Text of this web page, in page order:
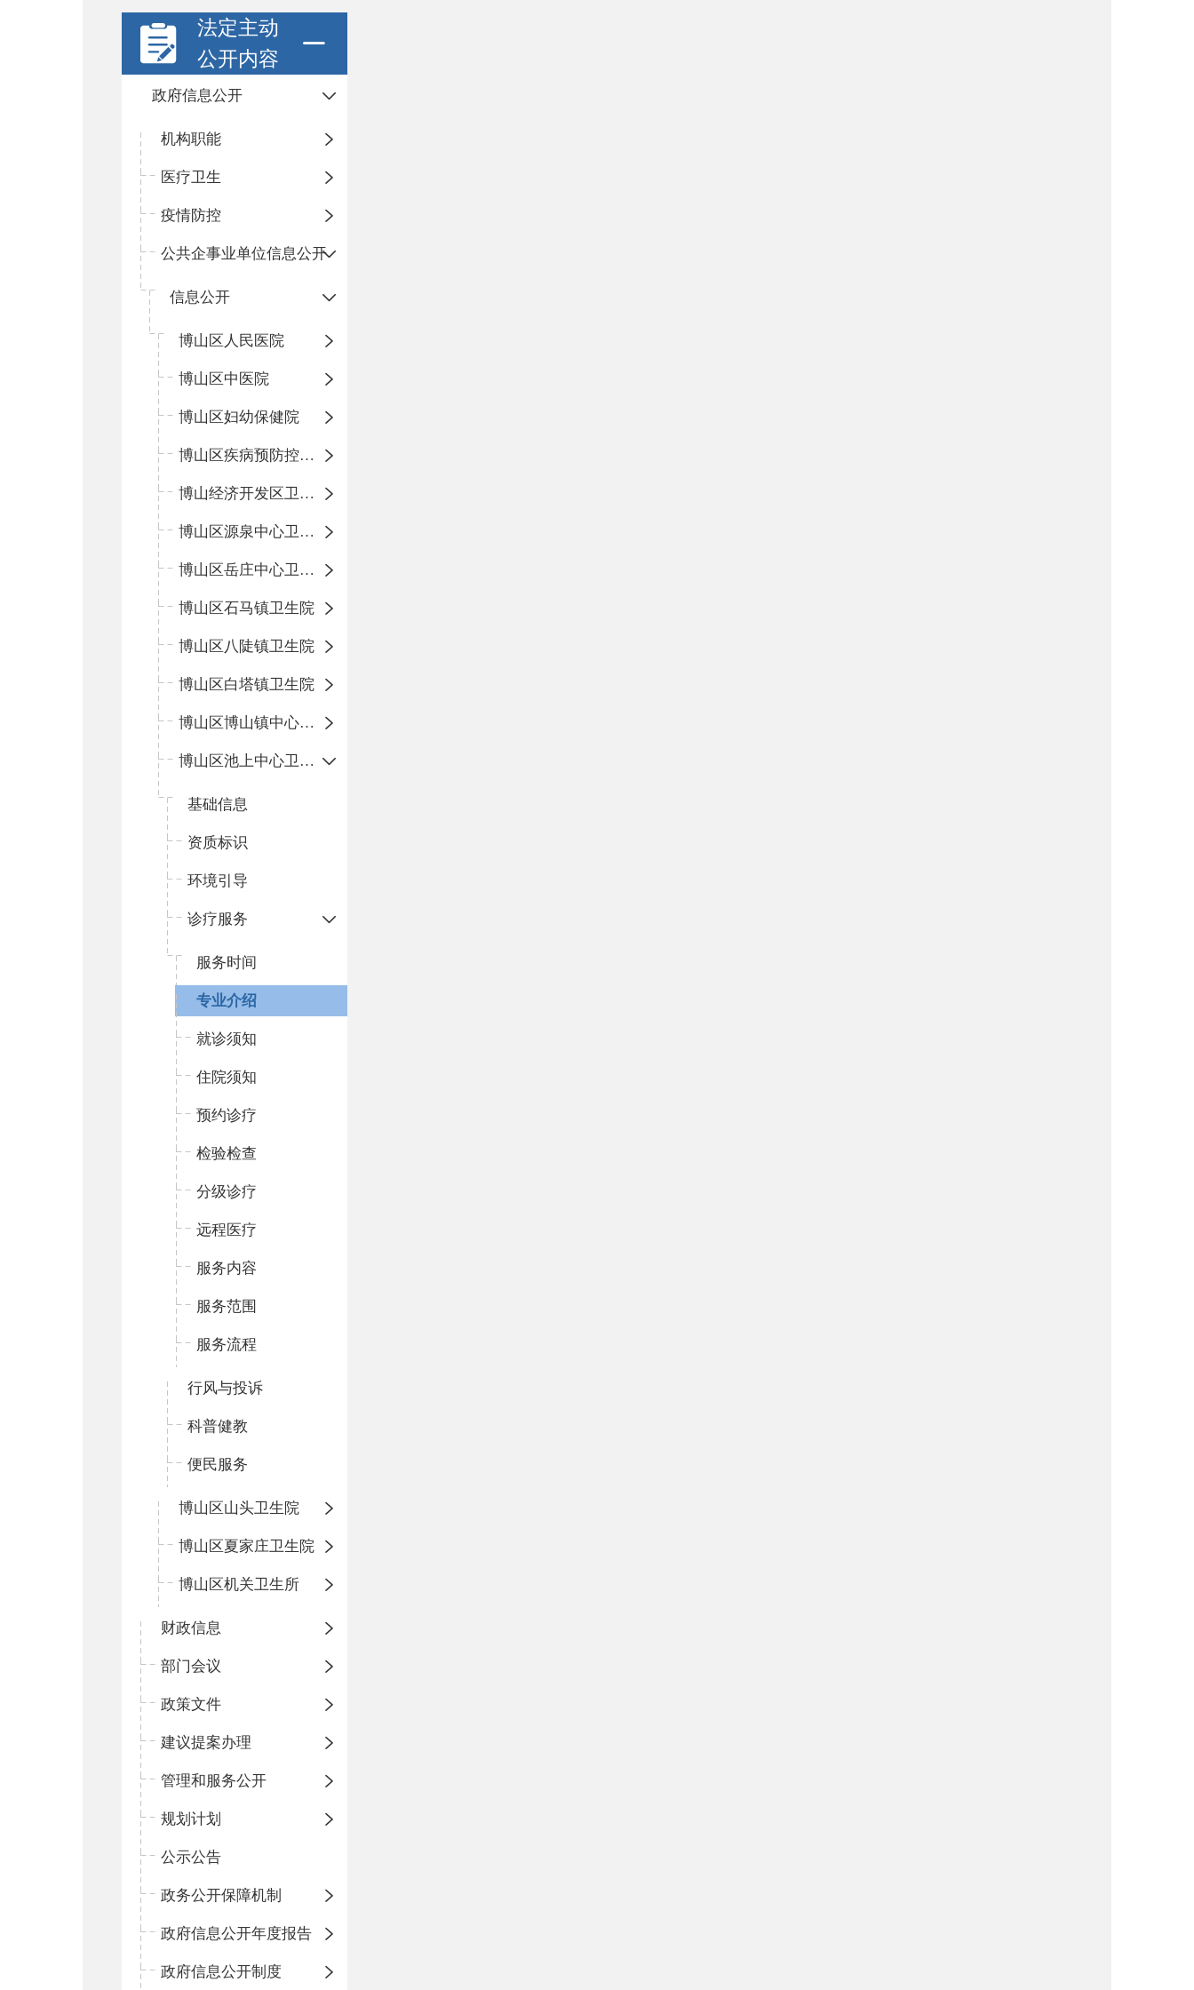
法定主动
公开内容
政府信息公开
机构职能
医疗卫生
疫情防控
公共企事业单位信息公开
信息公开
​博山区人民医院
博山区中医院
博山区妇幼保健院
博山区疾病预防控制中心
博山经济开发区卫生院
博山区源泉中心卫生院（博山区第二人民医院）
博山区岳庄中心卫生院
博山区石马镇卫生院
博山区八陡镇卫生院
博山区白塔镇卫生院
博山区博山镇中心卫生院（南院区、北院区）
博山区池上中心卫生院
基础信息
资质标识
环境引导
诊疗服务
服务时间
专业介绍
就诊须知
住院须知
预约诊疗
检验检查
分级诊疗
远程医疗
服务内容
服务范围
服务流程
行风与投诉
科普健教
便民服务
博山区山头卫生院
博山区夏家庄卫生院
博山区机关卫生所
财政信息
部门会议
政策文件
建议提案办理
管理和服务公开
规划计划
公示公告
政务公开保障机制
政府信息公开年度报告
政府信息公开制度